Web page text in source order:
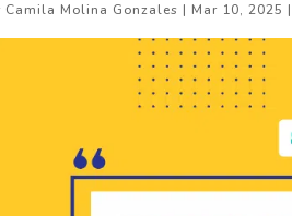
Camila Molina Gonzales | Mar 10, 2025 |